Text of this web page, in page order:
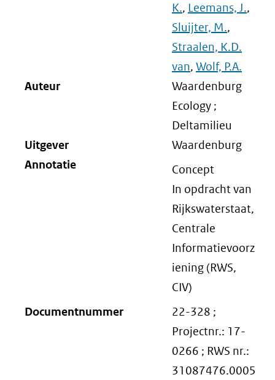
K., Leemans, J.,
Sluijter, M.,
Straalen, K.D.
van, Wolf, P.A.
Auteur
Waardenburg
Ecology ;
Deltamilieu
Uitgever
Waardenburg
Annotatie
Concept
In opdracht van
Rijkswaterstaat,
Centrale
Informatievoorz
iening (RWS,
CIV)
Documentnummer
22-328 ;
Projectnr.: 17-
0266 ; RWS nr.:
31087476.0005